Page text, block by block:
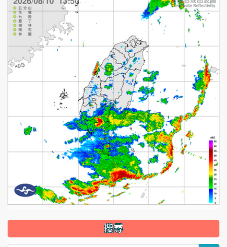
::: 搜尋